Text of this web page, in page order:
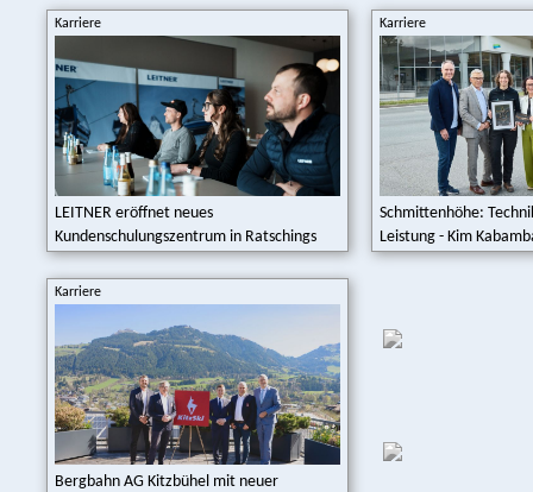
Karriere
LEITNER eröffnet neues
Kundenschulungszentrum in Ratschings
Karriere
Schmittenhöhe:
Leistung - Kim
Karriere
Bergbahn AG Kitzbühel mit neuer